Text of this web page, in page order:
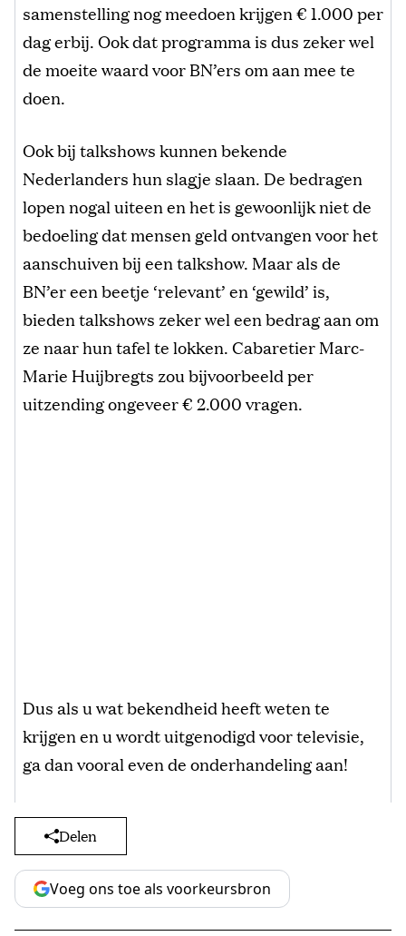
samenstelling nog meedoen krijgen € 1.000 per
dag erbij. Ook dat programma is dus zeker wel
de moeite waard voor BN’ers om aan mee te
doen.
Ook bij talkshows kunnen bekende
Nederlanders hun slagje slaan. De bedragen
lopen nogal uiteen en het is gewoonlijk niet de
bedoeling dat mensen geld ontvangen voor het
aanschuiven bij een talkshow. Maar als de
BN’er een beetje ‘relevant’ en ‘gewild’ is,
bieden talkshows zeker wel een bedrag aan om
ze naar hun tafel te lokken. Cabaretier Marc-
Marie Huijbregts zou bijvoorbeeld per
uitzending ongeveer € 2.000 vragen.
Dus als u wat bekendheid heeft weten te
krijgen en u wordt uitgenodigd voor televisie,
ga dan vooral even de onderhandeling aan!
Delen
Voeg ons toe als voorkeursbron